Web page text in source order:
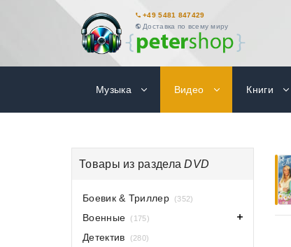
+49 5481 847429
Доставка по всему миру
Музыка Видео Книги
Товары из разделаDVD
Боевик & Триллер (352)
Военные (175)
Детектив (280)